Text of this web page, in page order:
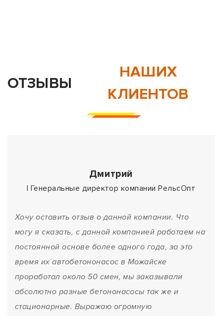
ОТЗЫВЫ
НАШИХ
КЛИЕНТОВ
Дмитрий
| Генеральные директор компании РельсОпт
Хочу оставить отзыв о данной компании. Что
могу я сказать, с данной компанией работаем на
постоянной основе более одного года, за это
время их автобетононасос в Можайске
проработал около 50 смен, мы заказывали
абсолютно разные бетононасосы так же и
стационарные. Выражаю огромную